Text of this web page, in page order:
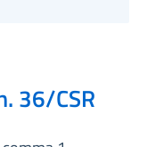
36/CSR